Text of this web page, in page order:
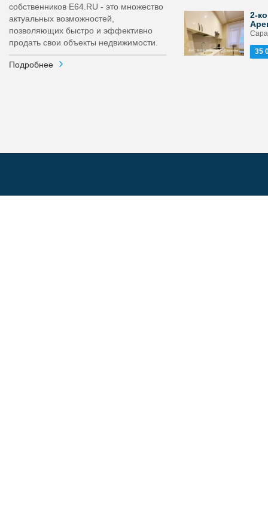
собственников E64.RU - это множество
актуальных возможностей,
позволяющих быстро и эффективно
продать свои объекты недвижимости.
Подробнее
2-
35